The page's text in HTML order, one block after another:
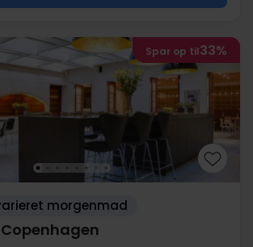
Spar op til33%
morgenmad